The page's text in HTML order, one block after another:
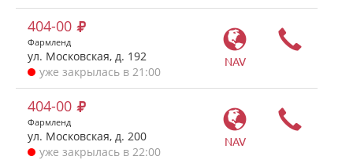
NAV
404-00
Фармленд
ул. Московская, д. 192
уже закрылась в 21:00
NAV
404-00
Фармленд
ул. Московская, д. 200
уже закрылась в 22:00